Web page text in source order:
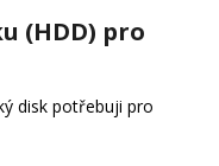
(HDD) pro
disk potřebuji pro